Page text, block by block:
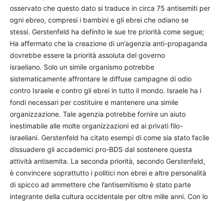
osservato che questo dato si traduce in circa 75 antisemiti per
ogni ebreo, compresi i bambini e gli ebrei che odiano se
stessi. Gerstenfeld ha definito le sue tre priorità come segue;
Ha affermato che la creazione di un’agenzia anti-propaganda
dovrebbe essere la priorità assoluta del governo
israeliano. Solo un simile organismo potrebbe
sistematicamente affrontare le diffuse campagne di odio
contro Israele e contro gli ebrei in tutto il mondo. Israele ha i
fondi necessari per costituire e mantenere una simile
organizzazione. Tale agenzia potrebbe fornire un aiuto
inestimabile alle molte organizzazioni ed ai privati filo-
israeliani. Gerstenfeld ha citato esempi di come sia stato facile
dissuadere gli accademici pro-BDS dal sostenere questa
attività antisemita. La seconda priorità, secondo Gerstenfeld,
è convincere soprattutto i politici non ebrei e altre personalità
di spicco ad ammettere che l’antisemitismo è stato parte
integrante della cultura occidentale per oltre mille anni. Con lo